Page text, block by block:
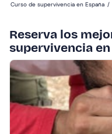
Curso de supervivencia en España /
Reserva los
supervivencia